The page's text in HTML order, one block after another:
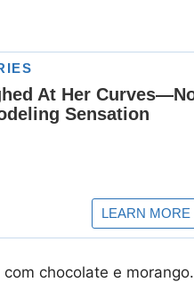
com chocolate e morango.